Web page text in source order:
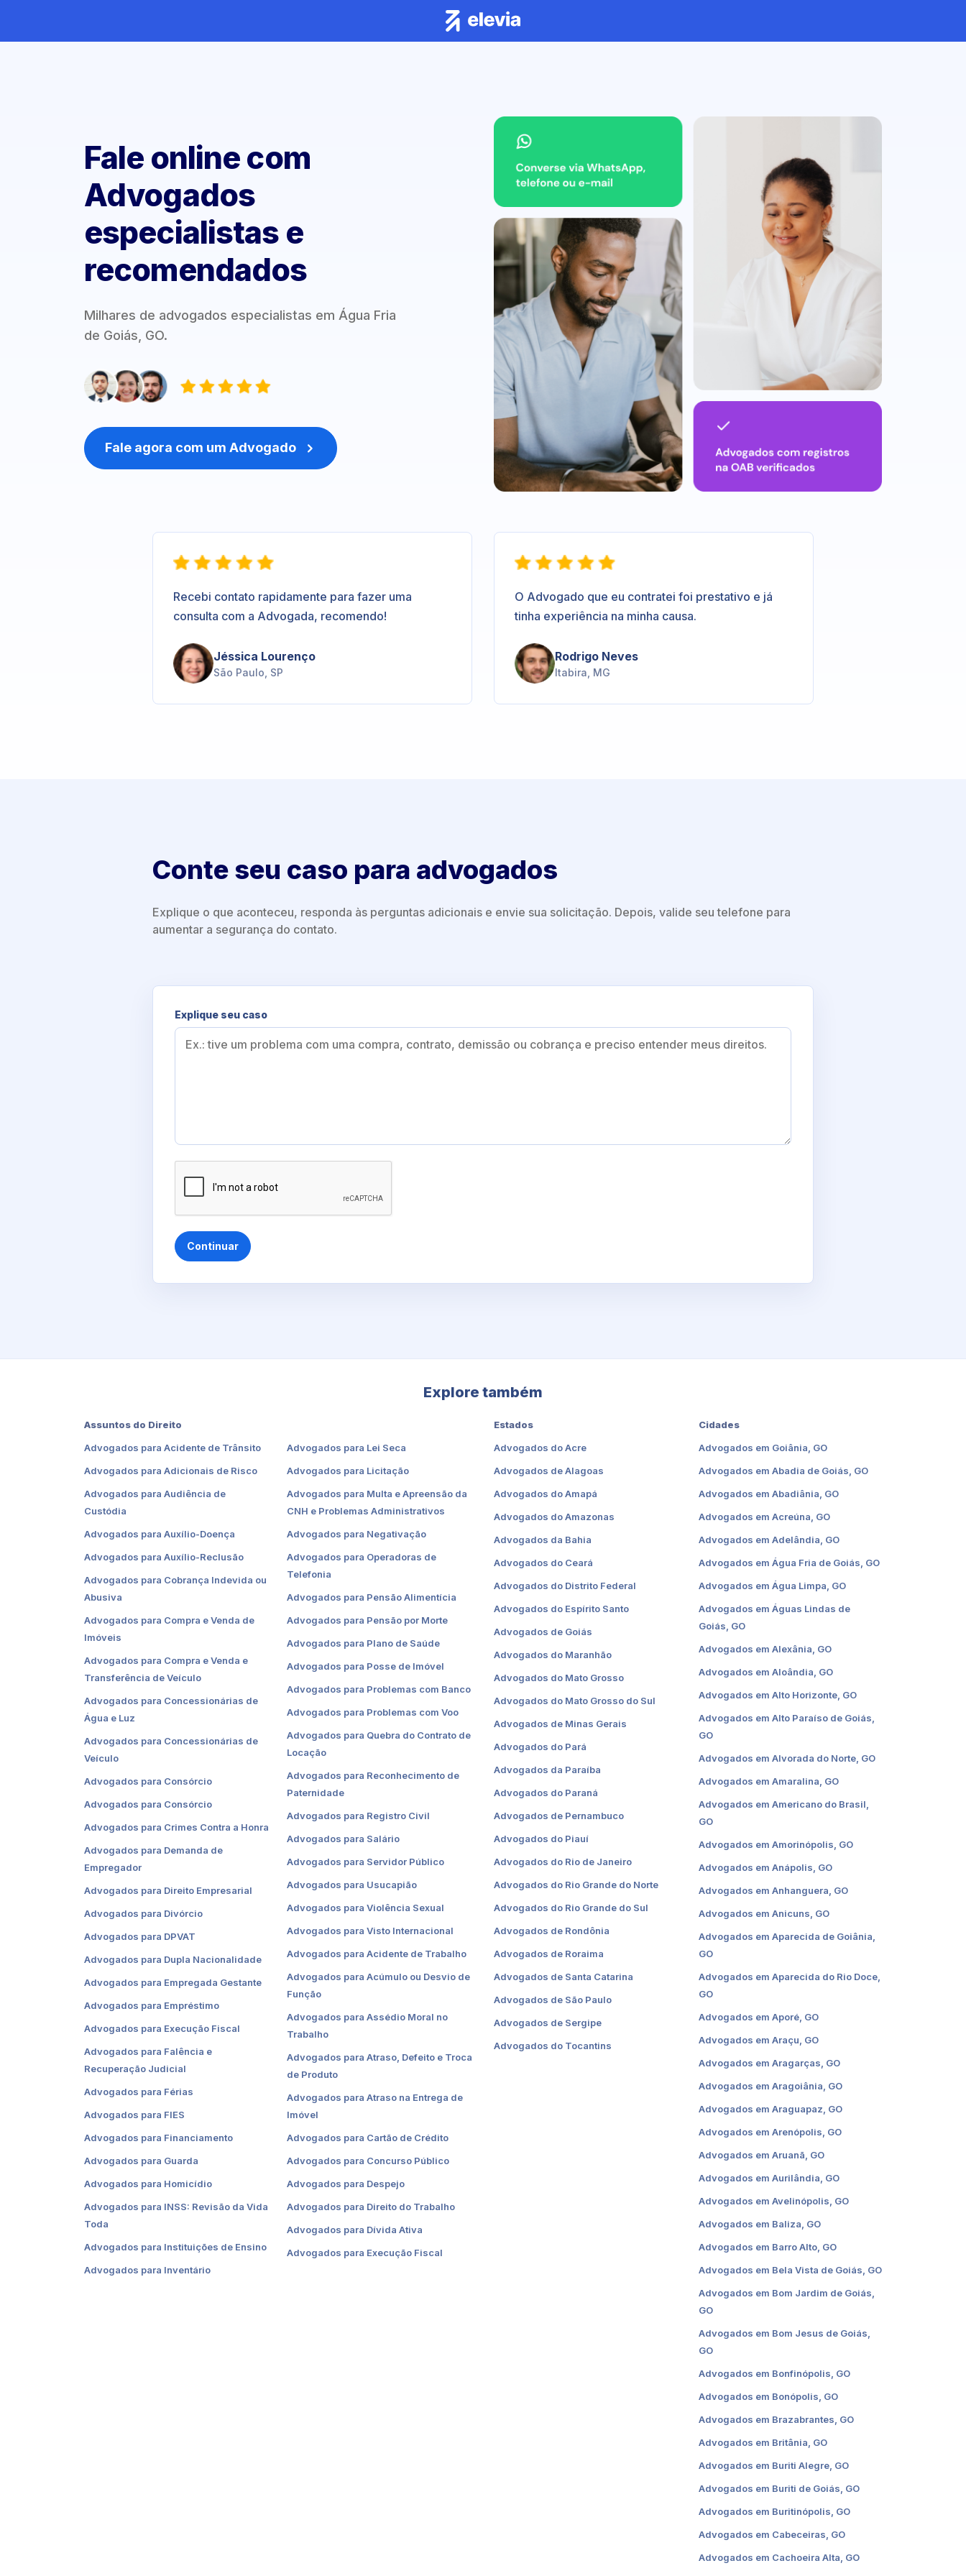
Fale online com
Advogados
especialistas e
recomendados
Milhares de advogados especialistas em Água Fria
de Goiás, GO.
Fale agora com um Advogado 
Recebi contato rapidamente para fazer uma
consulta com a Advogada, recomendo!
Jéssica Lourenço
São Paulo, SP
O Advogado que eu contratei foi prestativo e já
tinha experiência na minha causa.
Rodrigo Neves
Itabira, MG
Conte seu caso para advogados
Explique o que aconteceu, responda às perguntas adicionais e envie sua solicitação. Depois, valide seu telefone para
aumentar a segurança do contato.
Explique seu caso
Continuar
Explore também
Assuntos do Direito
Advogados para Acidente de Trânsito
Advogados para Adicionais de Risco
Advogados para Audiência de
Custódia
Advogados para Auxílio-Doença
Advogados para Auxílio-Reclusão
Advogados para Cobrança Indevida ou
Abusiva
Advogados para Compra e Venda de
Imóveis
Advogados para Compra e Venda e
Transferência de Veículo
Advogados para Concessionárias de
Água e Luz
Advogados para Concessionárias de
Veículo
Advogados para Consórcio
Advogados para Consórcio
Advogados para Crimes Contra a Honra
Advogados para Demanda de
Empregador
Advogados para Direito Empresarial
Advogados para Divórcio
Advogados para DPVAT
Advogados para Dupla Nacionalidade
Advogados para Empregada Gestante
Advogados para Empréstimo
Advogados para Execução Fiscal
Advogados para Falência e
Recuperação Judicial
Advogados para Férias
Advogados para FIES
Advogados para Financiamento
Advogados para Guarda
Advogados para Homicídio
Advogados para INSS: Revisão da Vida
Toda
Advogados para Instituições de Ensino
Advogados para Inventário
Advogados para Lei Seca
Advogados para Licitação
Advogados para Multa e Apreensão da
CNH e Problemas Administrativos
Advogados para Negativação
Advogados para Operadoras de
Telefonia
Advogados para Pensão Alimentícia
Advogados para Pensão por Morte
Advogados para Plano de Saúde
Advogados para Posse de Imóvel
Advogados para Problemas com Banco
Advogados para Problemas com Voo
Advogados para Quebra do Contrato de
Locação
Advogados para Reconhecimento de
Paternidade
Advogados para Registro Civil
Advogados para Salário
Advogados para Servidor Público
Advogados para Usucapião
Advogados para Violência Sexual
Advogados para Visto Internacional
Advogados para Acidente de Trabalho
Advogados para Acúmulo ou Desvio de
Função
Advogados para Assédio Moral no
Trabalho
Advogados para Atraso, Defeito e Troca
de Produto
Advogados para Atraso na Entrega de
Imóvel
Advogados para Cartão de Crédito
Advogados para Concurso Público
Advogados para Despejo
Advogados para Direito do Trabalho
Advogados para Dívida Ativa
Advogados para Execução Fiscal
Estados
Advogados do Acre
Advogados de Alagoas
Advogados do Amapá
Advogados do Amazonas
Advogados da Bahia
Advogados do Ceará
Advogados do Distrito Federal
Advogados do Espírito Santo
Advogados de Goiás
Advogados do Maranhão
Advogados do Mato Grosso
Advogados do Mato Grosso do Sul
Advogados de Minas Gerais
Advogados do Pará
Advogados da Paraíba
Advogados do Paraná
Advogados de Pernambuco
Advogados do Piauí
Advogados do Rio de Janeiro
Advogados do Rio Grande do Norte
Advogados do Rio Grande do Sul
Advogados de Rondônia
Advogados de Roraima
Advogados de Santa Catarina
Advogados de São Paulo
Advogados de Sergipe
Advogados do Tocantins
Cidades
Advogados em Goiânia, GO
Advogados em Abadia de Goiás, GO
Advogados em Abadiânia, GO
Advogados em Acreúna, GO
Advogados em Adelândia, GO
Advogados em Água Fria de Goiás, GO
Advogados em Água Limpa, GO
Advogados em Águas Lindas de
Goiás, GO
Advogados em Alexânia, GO
Advogados em Aloândia, GO
Advogados em Alto Horizonte, GO
Advogados em Alto Paraíso de Goiás,
GO
Advogados em Alvorada do Norte, GO
Advogados em Amaralina, GO
Advogados em Americano do Brasil,
GO
Advogados em Amorinópolis, GO
Advogados em Anápolis, GO
Advogados em Anhanguera, GO
Advogados em Anicuns, GO
Advogados em Aparecida de Goiânia,
GO
Advogados em Aparecida do Rio Doce,
GO
Advogados em Aporé, GO
Advogados em Araçu, GO
Advogados em Aragarças, GO
Advogados em Aragoiânia, GO
Advogados em Araguapaz, GO
Advogados em Arenópolis, GO
Advogados em Aruanã, GO
Advogados em Aurilândia, GO
Advogados em Avelinópolis, GO
Advogados em Baliza, GO
Advogados em Barro Alto, GO
Advogados em Bela Vista de Goiás, GO
Advogados em Bom Jardim de Goiás,
GO
Advogados em Bom Jesus de Goiás,
GO
Advogados em Bonfinópolis, GO
Advogados em Bonópolis, GO
Advogados em Brazabrantes, GO
Advogados em Britânia, GO
Advogados em Buriti Alegre, GO
Advogados em Buriti de Goiás, GO
Advogados em Buritinópolis, GO
Advogados em Cabeceiras, GO
Advogados em Cachoeira Alta, GO